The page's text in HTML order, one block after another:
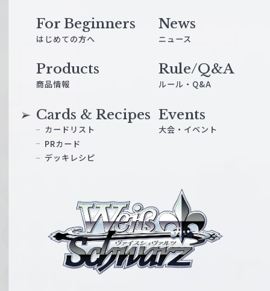
ス
For Beginners
はじめての方へ
News
ニュース
Products
商品情報
Cards & Recipes
カードリスト
PRカード
デッキレシピ
Events
大会・イベント
Rule/Q&A
ルール・Q&A